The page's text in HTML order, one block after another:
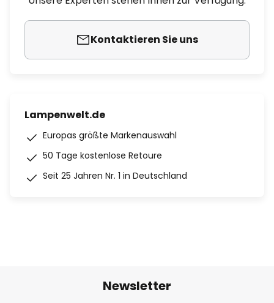
Kontaktieren Sie uns
Lampenwelt.de
Europas größte Markenauswahl
50 Tage kostenlose Retoure
Seit 25 Jahren Nr. 1 in Deutschland
Newsletter